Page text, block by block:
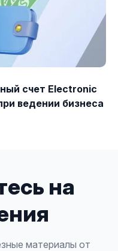
счет Electronic
ведении бизнеса
на
материалы от